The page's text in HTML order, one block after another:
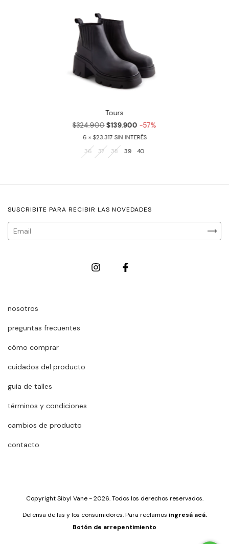
Tours
$324.900$139.900 -57%
6
$23.317
36
37 38 39 40
SUSCRIBITE PARA RECIBIR LAS NOVEDADES
nosotros
preguntas frecuentes
cómo comprar
cuidados del producto
guía de talles
términos y condiciones
cambios de producto
contacto
Copyright Sibyl Vane - 2026. Todos los derechos reservados.
Defensa de las y los consumidores. Para reclamos ingresá acá.
Botón de arrepentimiento